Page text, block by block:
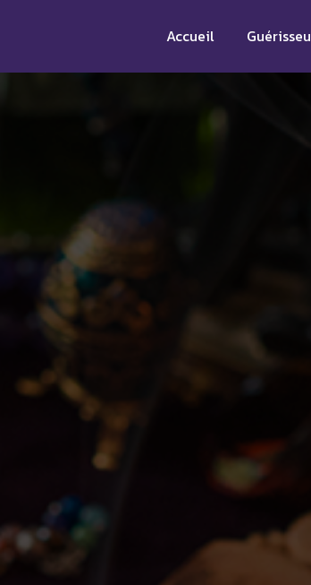
Accueil